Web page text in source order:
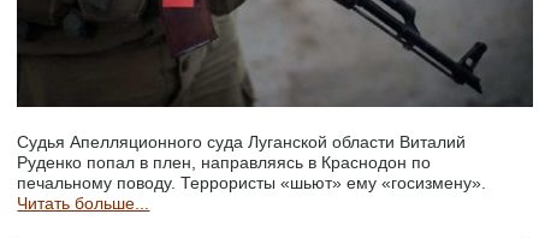
Судья Апелляционного суда Луганской области Виталий
Руденко попал в плен, направляясь в Краснодон по
печальному поводу. Террористы «шьют» ему «госизмену».
Читать больше...